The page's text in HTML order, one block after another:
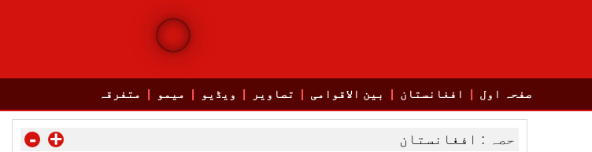
صفحہ اول افغانستان بین الاقوامی تصاویر ویڈیو میمو متفرقہ
حصہ : افغانستان - +